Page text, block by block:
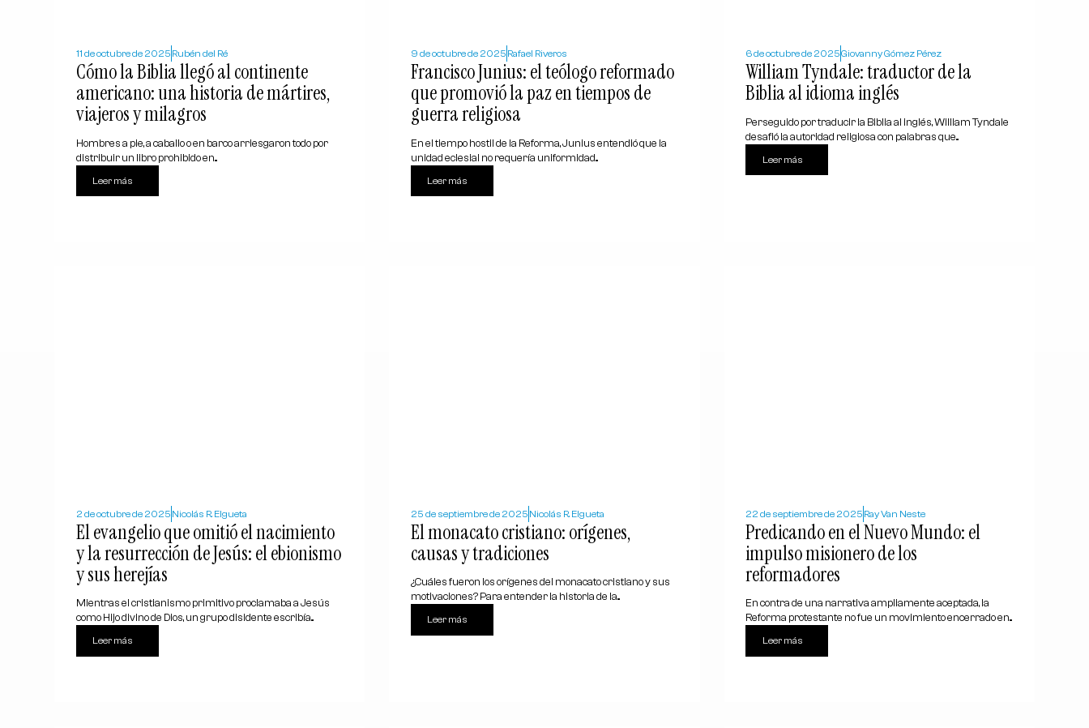
11 de octubre de 2025 Rubén del Ré
Cómo la Biblia llegó al continente
americano: una historia de mártires,
viajeros y milagros
Hombres a pie, a caballo o en barco arriesgaron todo por
distribuir un libro prohibido en...
Leer más
9 de octubre de 2025 Rafael Riveros
Francisco Junius: el teólogo reformado
que promovió la paz en tiempos de
guerra religiosa
En el tiempo hostil de la Reforma, Junius entendió que la
unidad eclesial no requería uniformidad...
Leer más
6 de octubre de 2025Giovanny Gómez Pérez
William Tyndale: traductor de la
Biblia al idioma inglés
Perseguido por traducir la Biblia al inglés, William Tyndale
desafió la autoridad religiosa con palabras que...
Leer más
2 de octubre de 2025 Nicolás R. Elgueta
El evangelio que omitió el nacimiento
y la resurrección de Jesús: el ebionismo
y sus herejías
Mientras el cristianismo primitivo proclamaba a Jesús
como Hijo divino de Dios, un grupo disidente escribía...
Leer más
25 de septiembre de 2025 Nicolás R. Elgueta
El monacato cristiano: orígenes,
causas y tradiciones
¿Cuáles fueron los orígenes del monacato cristiano y sus
motivaciones? Para entender la historia de la...
Leer más
22 de septiembre de 2025 Ray Van Neste
Predicando en el Nuevo Mundo: el
impulso misionero de los
reformadores
En contra de una narrativa ampliamente aceptada, la
Reforma protestante no fue un movimiento encerrado en...
Leer más